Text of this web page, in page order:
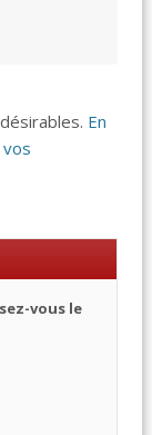
En
vous le